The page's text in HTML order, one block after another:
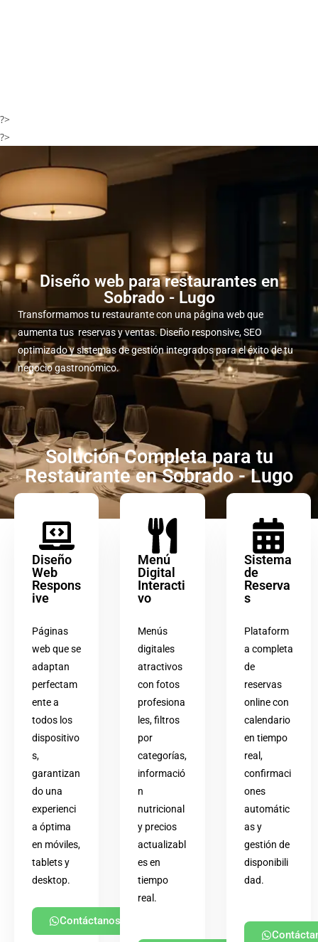
?>
?>
Diseño web para restaurantes en
Sobrado - Lugo
Transformamos tu restaurante con una página web que
aumenta tus reservas y ventas. Diseño responsive, SEO
optimizado y sistemas de gestión integrados para el éxito de tu
negocio gastronómico.
Solución Completa para tu
Restaurante en Sobrado - Lugo
Diseño
Web
Respons
ive
Páginas
web que se
adaptan
perfectam
ente a
todos los
dispositivo
s,
garantizan
do una
experienci
a óptima
en móviles,
tablets y
desktop.
Contáctanos
Menú
Digital
Interacti
vo
Menús
digitales
atractivos
con fotos
profesiona
les, filtros
por
categorías,
informació
n
nutricional
y precios
actualizabl
es en
tiempo
real.
Sistema
de
Reserva
s
Plataform
a completa
de
reservas
online con
calendario
en tiempo
real,
confirmaci
ones
automátic
as y
gestión de
disponibili
dad.